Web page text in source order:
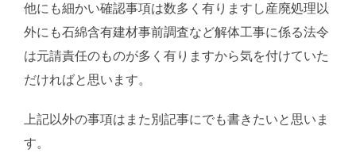
他にも細かい確認事項は数多く有りますし産廃処理以
外にも石綿含有建材事前調査など解体工事に係る法令
は元請責任のものが多く有りますから気を付けていた
だければと思います。
上記以外の事項はまた別記事にでも書きたいと思いま
す。